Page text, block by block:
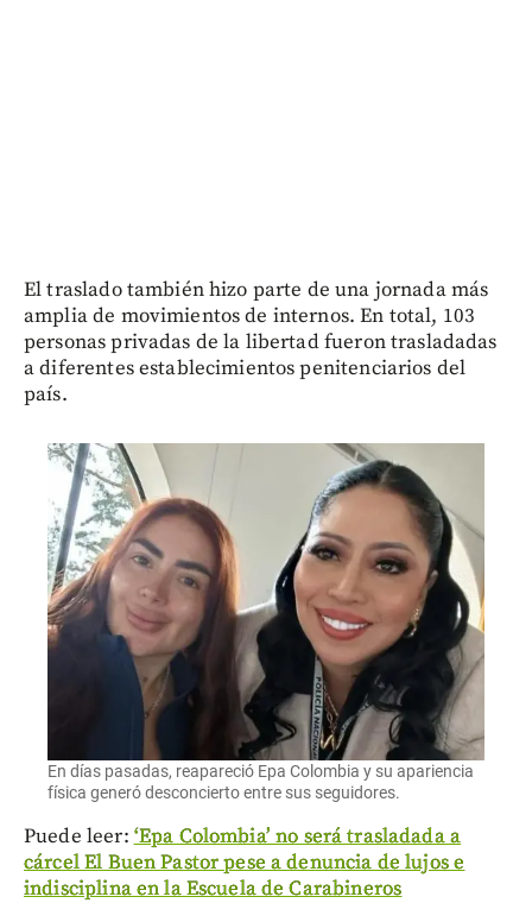
El traslado también hizo parte de una jornada más
amplia de movimientos de internos. En total, 103
personas privadas de la libertad fueron trasladadas
a diferentes establecimientos penitenciarios del
país.
En días pasadas, reapareció Epa Colombia y su apariencia
física generó desconcierto entre sus seguidores.
Puede leer: ‘Epa Colombia’ no será trasladada a
cárcel El Buen Pastor pese a denuncia de lujos e
indisciplina en la Escuela de Carabineros